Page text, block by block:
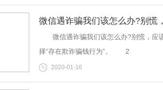
微信遇诈骗我们该怎么办?别慌
微信遇诈骗我们该怎么办?别慌，应
择“存在欺诈骗钱行为”。 2
2020-01-16